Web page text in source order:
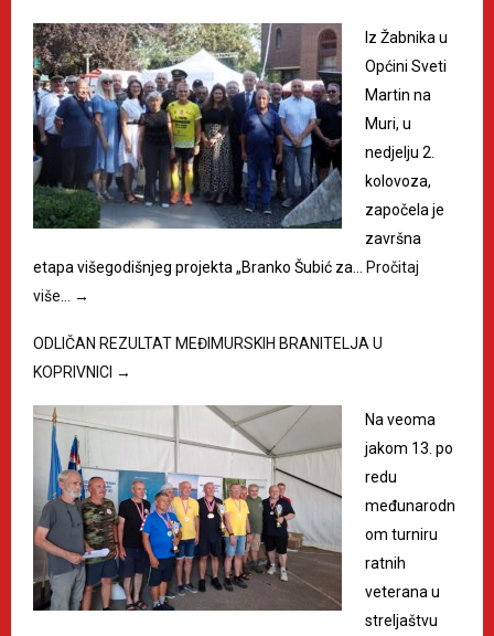
Iz Žabnika u
Općini Sveti
Martin na
Muri, u
nedjelju 2.
kolovoza,
započela je
završna
etapa višegodišnjeg projekta „Branko Šubić za…
Pročitaj
više…
→
ODLIČAN REZULTAT MEĐIMURSKIH BRANITELJA U
KOPRIVNICI →
Na veoma
jakom 13. po
redu
međunarodn
om turniru
ratnih
veterana u
streljaštvu